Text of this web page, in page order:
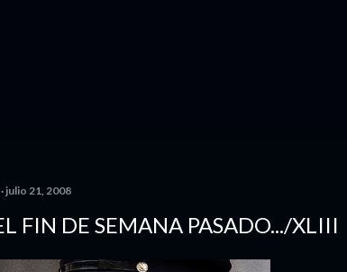
julio 21, 2008
FIN DE SEMANA PASADO.../XLIII